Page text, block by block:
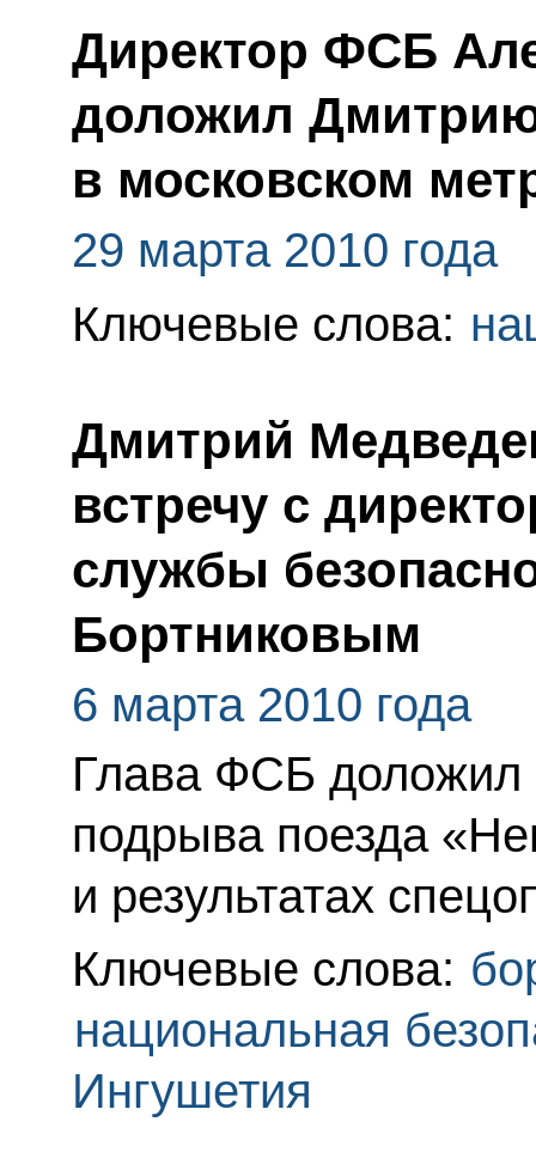
Директор ФСБ
доложил
в московском
29 марта 2010 года
Ключевые слова:
Дмитрий
встречу с
службы
Бортниковым
6 марта 2010 года
Глава ФСБ доложил
подрыва поезда
и результатах
Ключевые слова:
национальная
Ингушетия